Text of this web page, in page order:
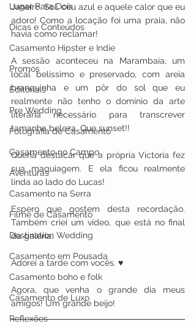
Lugar Para Dois
Dicas e Conteúdos
Casamento Hipster e Indie
Promos
Editoriais
Pre Wedding
Fotografia de Casamento
Casamento no Campo
Aventuras
Casamento na Serra
Filme de Casamento
Destination Wedding
Casamento em Pousada
Casamento boho e folk
Casamento de Luxo
Reflexões
Janeiro. Sol, céu azul e aquele calor que eu
adoro! Como a locação foi uma praia, não
havia como reclamar!
A sessão aconteceu na Marambaia, um
local belíssimo e preservado, com areia
branquinha e um pôr do sol que eu
realmente não tenho o domínio da arte
literária necessário para transcrever
tamanha beleza. Que sunset!!​
Queria destacar que a própria Victoria fez
sua maquiagem. E ela ficou realmente
linda ao lado do Lucas!​
Espero que gostem desta recordação.
Também criei um vídeo, que está no final
da galeria. ​
Adorei a tarde com vocês. ♥
Agora, que venha o grande dia meus
amigos! Um grande beijo! ​